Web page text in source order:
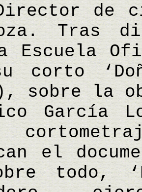
de
Tras
Escuela
corto
sobre la
García
el
todo,